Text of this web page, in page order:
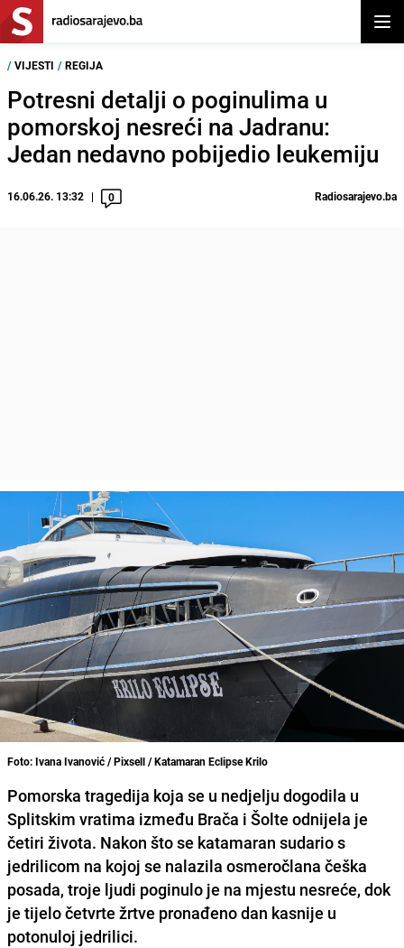
/ VIJESTI / REGIJA
Potresni detalji o poginulima u
pomorskoj nesreći na Jadranu:
Jedan nedavno pobijedio leukemiju
16.06.26. 13:32 0 Radiosarajevo.ba
Foto: Ivana Ivanović / Pixsell / Katamaran Eclipse Krilo
Pomorska tragedija koja se u nedjelju dogodila u
Splitskim vratima između Brača i Šolte odnijela je
četiri života. Nakon što se katamaran sudario s
jedrilicom na kojoj se nalazila osmeročlana češka
posada, troje ljudi poginulo je na mjestu nesreće, dok
je tijelo četvrte žrtve pronađeno dan kasnije u
potonuloj jedrilici.